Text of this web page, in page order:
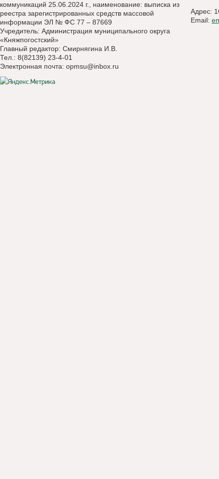
коммуникаций 25.06.2024 г., наименование: выписка из
реестра зарегистрированных средств массовой
информации ЭЛ № ФС 77 – 87669
Учредитель: Администрация муниципального округа
«Княжпогостский»
Главный редактор: Смирнягина И.В.
Тел.: 8(82139) 23-4-01
Электронная почта: opmsu@inbox.ru
Адрес:
Email: